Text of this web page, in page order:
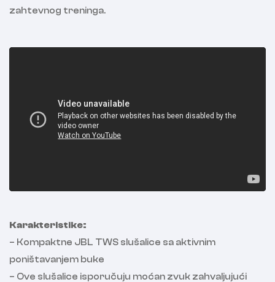
zahtevnog treninga.
Karakteristike:
– Kompaktne JBL TWS slušalice sa aktivnim
poništavanjem buke
– Ove slušalice isporučuju moćan zvuk zahvaljujući